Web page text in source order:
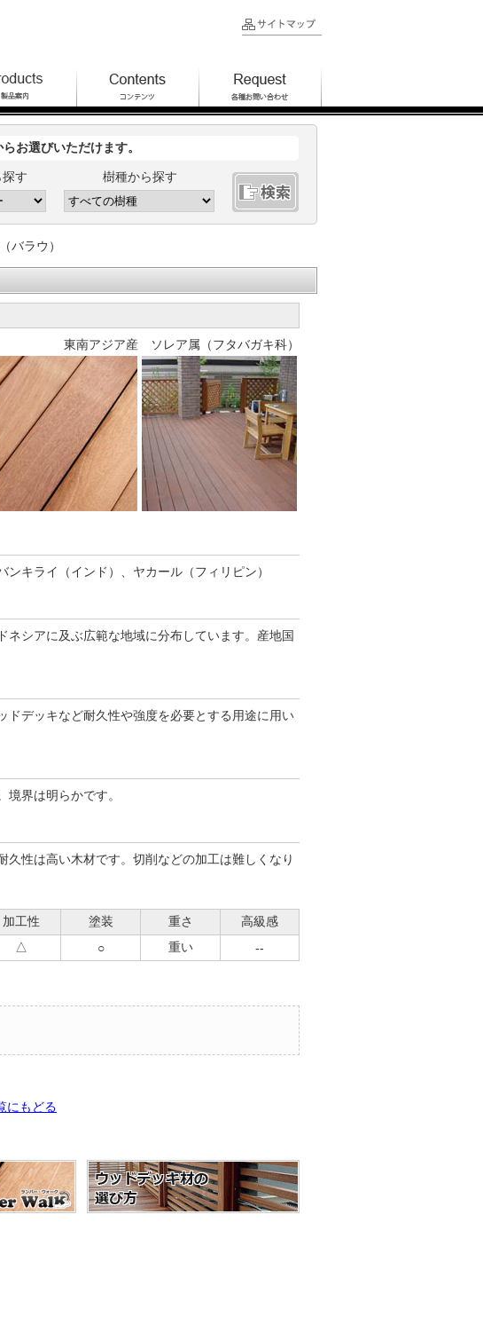
お選びいただけます。
す 樹種から探す
バラウ）
東南アジア産 ソレア属（フタバガキ科）
キライ（インド）、ヤカール（フィリピン）
シアに及ぶ広範な地域に分布しています。産地国
デッキなど耐久性や強度を必要とする用途に用い
界は明らかです。
性は高い木材です。切削などの加工は難しくなり
加工性 塗装 重さ
高級感
△ ○ 重い --
にもどる